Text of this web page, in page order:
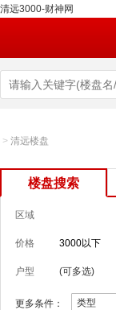
清远3000-财神网
> 清远楼盘
楼盘搜索
区域
价格 3000以下
户型 (可多选)
更多条件： 类型